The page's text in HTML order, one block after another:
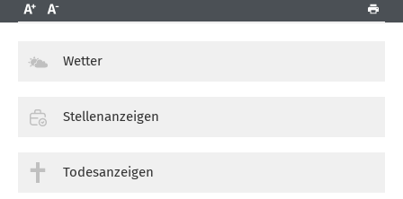
Wetter
Stellenanzeigen
Todesanzeigen